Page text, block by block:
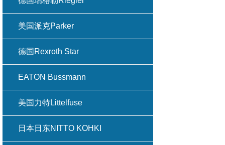
美国派克Parker
德国Rexroth Star
EATON Bussmann
美国力特Littelfuse
日本日东NITTO KOHKI